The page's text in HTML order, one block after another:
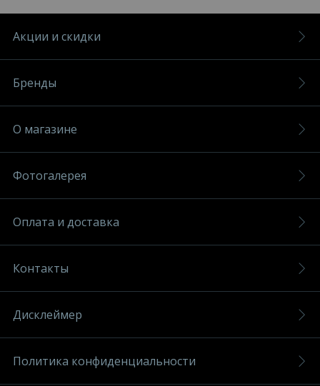
Акции и скидки
Бренды
О магазине
Фотогалерея
Оплата и доставка
Контакты
Дисклеймер
Политика конфиденциальности